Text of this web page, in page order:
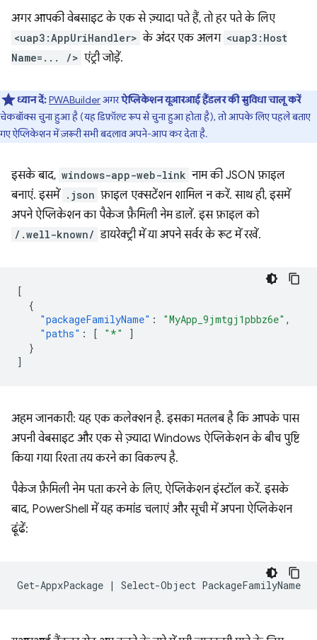
अगर आपकी वेबसाइट के एक से ज़्यादा पते हैं, तो हर पते के लिए
<uap3:AppUriHandler> के अंदर एक अलग <uap3:Host
Name=... /> एंट्री जोड़ें.
ध्यान दें:PWABuilderअगरऐप्लिकेशन यूआरआई हैंडलर की सुविधा चालू करें
चेकबॉक्स चुना हुआ है (यह डिफ़ॉल्ट रूप से चुना हुआ होता है), तो आपके लिए पहले बताए
गए ऐप्लिकेशन में ज़रूरी सभी बदलाव अपने-आप कर देता है.
इसके बाद, windows-app-web-link नाम की JSON फ़ाइल
बनाएं. इसमें .json फ़ाइल एक्सटेंशन शामिल न करें. साथ ही, इसमें
अपने ऐप्लिकेशन का पैकेज फ़ैमिली नेम डालें. इस फ़ाइल को
/.well-known/ डायरेक्ट्री में या अपने सर्वर के रूट में रखें.
[
{
"packageFamilyName" : "MyApp_9jmtgj1pbbz6e" ,
"paths" : [ "*"
]
}
]
अहम जानकारी: यह एक कलेक्शन है. इसका मतलब है कि आपके पास
अपनी वेबसाइट और एक से ज़्यादा Windows ऐप्लिकेशन के बीच पुष्टि
किया गया रिश्ता तय करने का विकल्प है.
पैकेज फ़ैमिली नेम पता करने के लिए, ऐप्लिकेशन इंस्टॉल करें. इसके
बाद, PowerShell में यह कमांड चलाएं और सूची में अपना ऐप्लिकेशन
ढूंढें:
Get-AppxPackage | Select-Object